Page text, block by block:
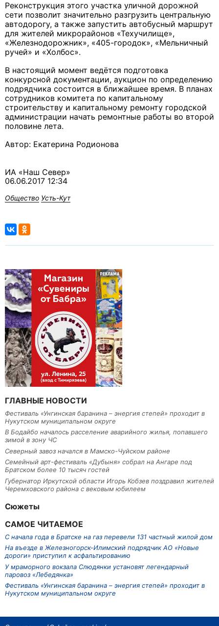
Реконструкция этого участка уличной дорожной
сети позволит значительно разгрузить центральную
автодорогу, а также запустить автобусный маршрут
для жителей микрорайонов «Техучилище»,
«Железнодорожник», «405-городок», «Мельничный
ручей» и «Холбос».
В настоящий момент ведётся подготовка
конкурсной документации, аукцион по определению
подрядчика состоится в ближайшее время. В планах
сотрудников комитета по капитальному
строительству и капитальному ремонту городской
администрации начать ремонтные работы во второй
половине лета.
Автор: Екатерина Родионова
ИА «Наш Север»
06.06.2017 12:34
Общество Усть-Кут
ГЛАВНЫЕ НОВОСТИ
Фестиваль «Унгинская баранина – энергия степей» проходит в
Нукутском муниципальном округе
В Бодайбо началось расселение аварийного жилья, попавшего
зимой в зону ЧС
Северный завоз начался в Мамско-Чуйском районе
Семейный арт-фестиваль «Дубыня» собрал на Ангаре под
Братском более 10 тысяч гостей
Губернатор Иркутской области Игорь Кобзев поздравил жителей
Черемховского района с вековым юбилеем
Сюжеты
САМОЕ ЧИТАЕМОЕ
С начала года в Братске на газ перевели 131 частный жилой дом
На въезде в Железногорск-Илимский подрядчик АО «Новые
дороги» приступил к асфальтированию
У мраморного вокзала Слюдянки установят легендарный
паровоз «Лебедянка»
Фестиваль «Унгинская баранина – энергия степей» проходит в
Нукутском муниципальном округе